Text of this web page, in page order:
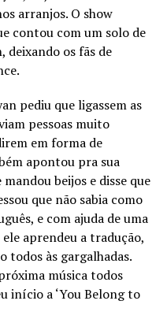
arranjos. O show
contou com um solo de
deixando os fãs de
pediu que ligassem as
pessoas muito
em forma de
apontou pra sua
beijos e disse que
que não sabia como
e com ajuda de uma
aprendeu a tradução,
todos às gargalhadas.
música todos
início a ‘You Belong to